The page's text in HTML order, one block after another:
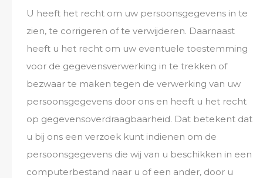
U heeft het recht om uw persoonsgegevens in te
zien, te corrigeren of te verwijderen. Daarnaast
heeft u het recht om uw eventuele toestemming
voor de gegevensverwerking in te trekken of
bezwaar te maken tegen de verwerking van uw
persoonsgegevens door ons en heeft u het recht
op gegevensoverdraagbaarheid. Dat betekent dat
u bij ons een verzoek kunt indienen om de
persoonsgegevens die wij van u beschikken in een
computerbestand naar u of een ander, door u